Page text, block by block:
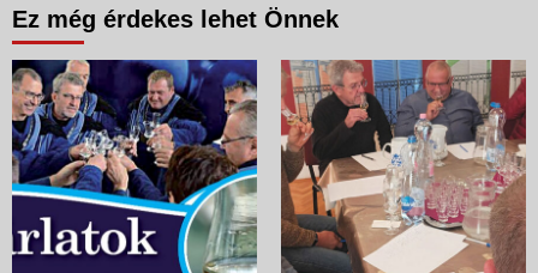
Ez még érdekes lehet Önnek